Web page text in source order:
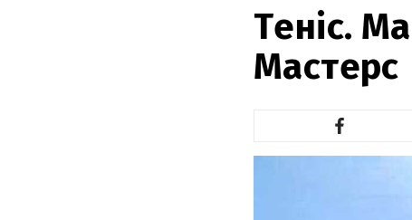
Теніс.
Мастерс